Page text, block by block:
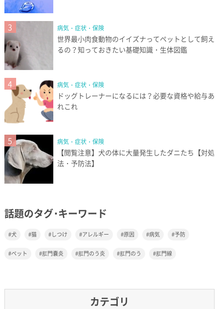
3 病気・症状・保険
世界最小肉食動物のイイズナってペットとして飼え
るの？知っておきたい基礎知識・生体図鑑
4 病気・症状・保険
ドッグトレーナーになるには？必要な資格や給与あ
れこれ
5 病気・症状・保険
【閲覧注意】犬の体に大量発生したダニたち【対処
法・予防法】
話題のタグ･キーワード
犬 猫 しつけ アレルギー 原因 病気 予防
ペット 肛門嚢炎 肛門のう炎 肛門のう 肛門線
カテゴリ